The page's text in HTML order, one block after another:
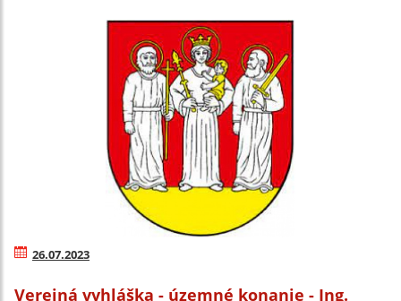
26.07.2023
Verejná vyhláška - územné konanie - Ing.